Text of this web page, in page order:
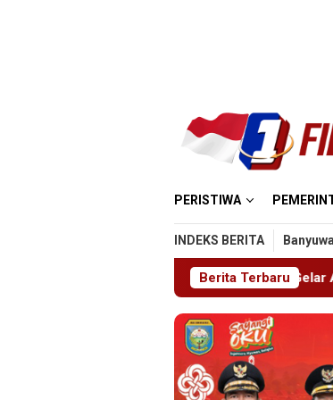
PERISTIWA
INDEKS BERITA
Berita Terbaru
1 Jember Gelar ABHINAYA 2026, Ajang